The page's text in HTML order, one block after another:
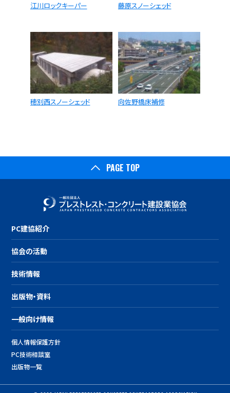
江川ロックキーパー 藤原スノーシェッド
穂別西スノーシェッド 向佐野橋床補修
PAGE TOP
PC建協紹介
協会の活動
技術情報
出版物・資料
一般向け情報
個人情報保護方針
PC技術相談室
出版物一覧